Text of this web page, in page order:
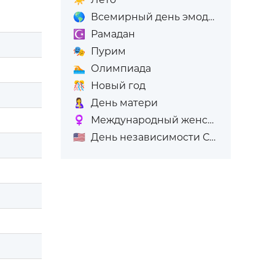
🌎 Всемирный день эмодзи
☪️
Рамадан
🎭 Пурим
🏊 Олимпиада
🎊
Новый год
🤱
День матери
♀️
Международный женский день (8-е марта)
🇺🇸 День независимости США